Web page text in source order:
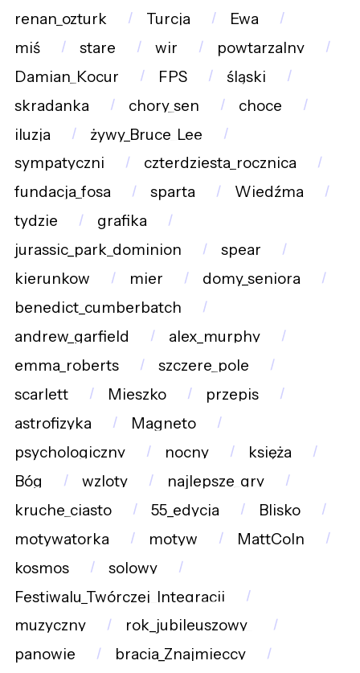
renan_ozturk
Turcja
Ewa
miś
stare wir
powtarzalny
Damian_Kocur
FPS
śląski
skradanka
chory_sen
choce
iluzja
żywy_Bruce_Lee
sympatyczni
czterdziesta_rocznica
fundacja_fosa
sparta
Wiedźma
tydzie
grafika
jurassic_park_dominion
spear
kierunkow
mier
domy_seniora
benedict_cumberbatch
andrew_garfield
alex_murphy
emma_roberts
szczere_pole
scarlett
Mieszko
przepis
astrofizyka
Magneto
psychologiczny
nocny
księża
Bóg
wzloty
najlepsze_gry
kruche_ciasto
55_edycja
Blisko
motywatorka
motyw
MattColn
kosmos
solowy
Festiwalu_Twórczej_Integracji
muzyczny
rok_jubileuszowy_
panowie
bracia_Znajmieccy